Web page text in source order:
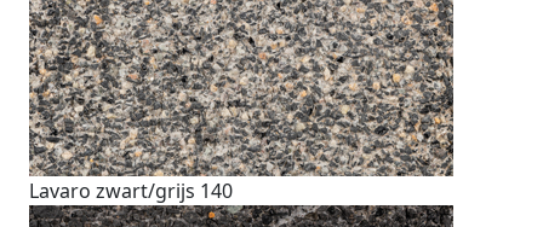
Lavaro zwart/grijs 140